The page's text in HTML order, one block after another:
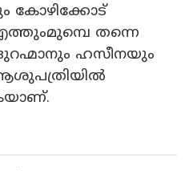
കോഴിക്കോട്
തന്നെ
ഹസീനയും